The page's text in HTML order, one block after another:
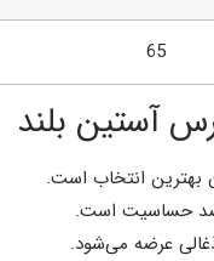
65
آستین بلند
بهترین انتخاب است.
ضد حساسیت است.
عرضه می‌شود.